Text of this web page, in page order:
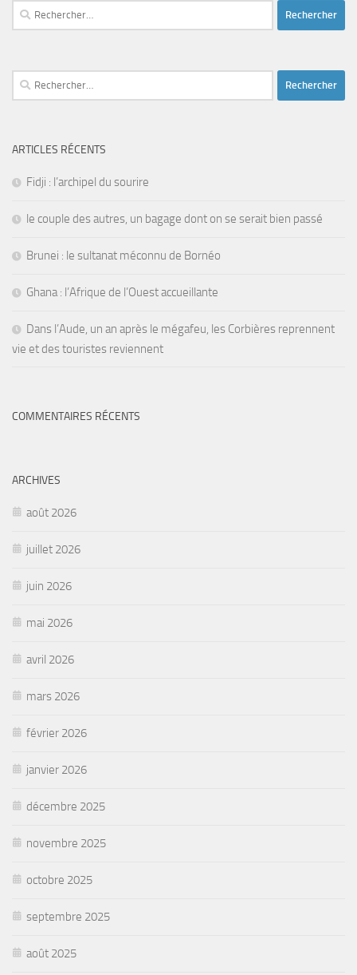
Rechercher :
Rechercher :
ARTICLES RÉCENTS
Fidji : l’archipel du sourire
le couple des autres, un bagage dont on se serait bien passé
Brunei : le sultanat méconnu de Bornéo
Ghana : l’Afrique de l’Ouest accueillante
Dans l’Aude, un an après le mégafeu, les Corbières reprennent
vie et des touristes reviennent
COMMENTAIRES RÉCENTS
ARCHIVES
août 2026
juillet 2026
juin 2026
mai 2026
avril 2026
mars 2026
février 2026
janvier 2026
décembre 2025
novembre 2025
octobre 2025
septembre 2025
août 2025